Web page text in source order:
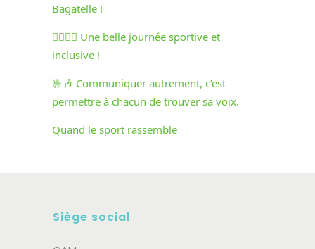
Bagatelle !
🏃‍♀️🏃‍♂️ Une belle journée sportive et
inclusive !
🤟🎶 Communiquer autrement, c’est
permettre à chacun de trouver sa voix.
Quand le sport rassemble
Siège social